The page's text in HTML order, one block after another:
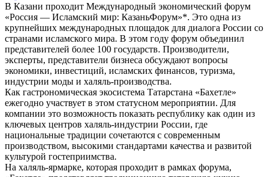
В Казани проходит Международный экономический форум
«Россия — Исламский мир: КазаньФорум»*. Это одна из
крупнейших международных площадок для диалога России со
странами исламского мира. В этом году форум объединил
представителей более 100 государств. Производители,
эксперты, представители бизнеса обсуждают вопросы
экономики, инвестиций, исламских финансов, туризма,
индустрии моды и халяль-производства.
Как гастрономическая экосистема Татарстана «Бахетле»
ежегодно участвует в этом статусном мероприятии. Для
компании это возможность показать республику как один из
ключевых центров халяль-индустрии России, где
национальные традиции сочетаются с современным
производством, высокими стандартами качества и развитой
культурой гостеприимства.
На халяль-ярмарке, которая проходит в рамках форума,